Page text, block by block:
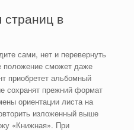
в
сами, нет и перевернуть
положение сможет даже
приобретет альбомный
сохранят прежний формат
ориентации листа на
изложенный выше
«Книжная». При